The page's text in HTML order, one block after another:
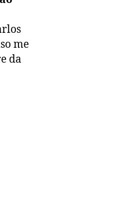
me
da